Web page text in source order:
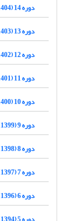
دوره 14 (1404)
دوره 13 (1403)
دوره 12 (1402)
دوره 11 (1401)
دوره 10 (1400)
دوره 9 (1399)
دوره 8 (1398)
دوره 7 (1397)
دوره 6 (1396)